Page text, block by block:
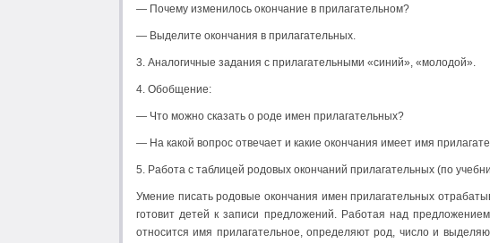
— Почему изменилось окончание в прилагательном?
— Выделите окончания в прилагательных.
3. Аналогичные задания с прилагательными «синий», «молодой».
4. Обобщение:
— Что можно сказать о роде имен прилагательных?
— На какой вопрос отвечает и какие окончания имеет имя
5. Работа с таблицей родовых окончаний прилагательных (по
Умение писать родовые окончания имен прилагатель­ных
готовит детей к записи предложений. Работая над
относится имя прилагательное, определя­ют род, число и